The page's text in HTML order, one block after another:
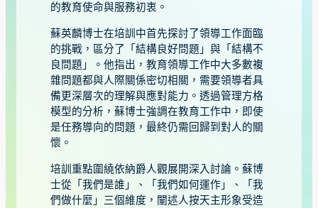
的教育使命與服務初衷。
蘇英麟博士在培訓中首先探討了領導工作面臨
的挑戰，區分了「結構良好問題」與「結構不
良問題」。他指出，教育領導工作中大多數複
雜問題都與人際關係密切相關，需要領導者具
備更深層次的理解與應對能力。透過管理方格
模型的分析，蘇博士強調在教育工作中，即使
是任務導向的問題，最終仍需回歸到對人的關
懷。
培訓重點圍繞依納爵人觀展開深入討論。蘇博
士從「我們是誰」、「我們如何運作」、「我
們做什麼」三個維度，闡述人按天主形象受造